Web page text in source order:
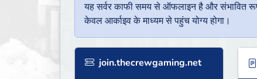
यह सर्वर काफी समय से ऑफलाइन है और संभावित
केवल आर्काइव के माध्यम से पहुंच योग्य होगा।
join.thecrewgaming.net